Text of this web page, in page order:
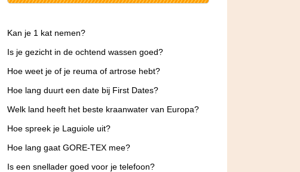
Kan je 1 kat nemen?
Is je gezicht in de ochtend wassen goed?
Hoe weet je of je reuma of artrose hebt?
Hoe lang duurt een date bij First Dates?
Welk land heeft het beste kraanwater van Europa?
Hoe spreek je Laguiole uit?
Hoe lang gaat GORE-TEX mee?
Is een snellader goed voor je telefoon?